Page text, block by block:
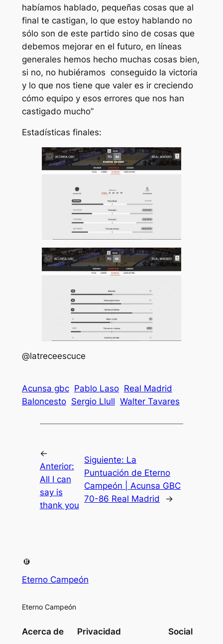
habíamos hablado, pequeñas cosas que al
final te castigan, lo que estoy hablando no
sólo son de este partido sino de cosas que
debemos mejorar en el futuro, en líneas
generales hemos hecho muchas cosas bien,
si no, no hubiéramos conseguido la victoria
y lo que nos tiene que valer es ir creciendo
cómo equipo y esos errores que nos han
castigado mucho”
Estadísticas finales:
@latreceescuce
Acunsa gbc Pablo Laso Real Madrid
Baloncesto Sergio Llull Walter Tavares
←
Anterior:
All I can
say is
thank you
Siguiente: La
Puntuación de Eterno
Campeón | Acunsa GBC
70-86 Real Madrid
→
Eterno Campeón
Eterno Campeón
Acerca de Privacidad Social